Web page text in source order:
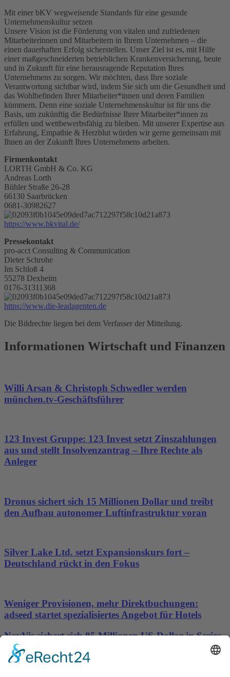
Mit einer bKV wegweisende Standards für eine gesunde
Unternehmenskultur setzen
Unsere Vision ist die Förderung von vitalen und zufriedenen
Mitarbeiterinnen und Mitarbeitern in Ihrem Unternehmen – die
einen dauerhaften Erfolg sicherstellen. Unser Ziel ist es, mit Hilfe
einer maßgeschneiderten betrieblichen Krankenversicherung, heute
und in Zukunft für eine herausragende Reputation Ihres
Unternehmens zu sorgen. Wir möchten, dass Ihre soziale
Verantwortung sichtbar wird, indem Sie sich um die Gesundheit und
das Wohlbefinden Ihrer Mitarbeiter*innen und deren Familien
kümmern. Denn eine soziale Unternehmenskultur ist für uns die
Basis, um zukünftig die Bedürfnisse Ihrer Mitarbeiter*innen zu
erfüllen und wettbewerbsfähig zu bleiben. Mit unserer Expertise aus
Erfahrung, Empathie & Herzblut würden wir gerne gemeinsam mit
Ihnen an der Zukunft Ihres Unternehmens arbeiten.
Firmenkontakt
LORTH GmbH & Co. KG
Andreas Lorth
Bühler Straße 26-28
66130 Saarbrücken
0681-30982627
https://www.bkvital.de/
Pressekontakt
pro-acct Consulting & Communication
Dieter Schrohe
Im Schloß 4
55278 Dexheim
0176-31311368
https://www.die-leadagenten.de
Die Bildrechte liegen bei dem Verfasser der Mitteilung.
Informationen Wirtschaft und Finanzen
Willi Arsan & Christoph Schwedler werden
münchen.tv-Geschäftsführer
123 Invest Gruppe: 123 Invest setzt Zinszahlungen
aus und stellt Insolvenzantrag – Ihre Rechte als
Anleger
Dronus sichert sich 15 Millionen Dollar und treibt
den Aufbau autonomer Luftinfrastruktur voran
Silver Lake Ltd. setzt Expansionskurs fort –
Deutschland rückt in den Fokus
Weniger Provisionen, mehr Direktbuchungen:
adseed startet spezialisiertes Angebot für Hotels
NavVis sichert sich 85 Millionen US-Dollar in Series-
D-Finanzierungsrunde, um die Datengrundlage für
physische KI bereitzustellen